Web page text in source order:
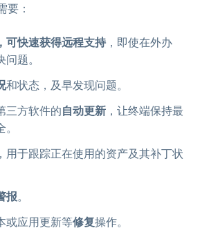
要：
可快速获得远程支持 ，即使在外办
题。
和状态，及早发现问题。
三方软件的自动更新 ，让终端保持最
，用于跟踪正在使用的资产及其补丁状
报。
或应用更新等修复操作。